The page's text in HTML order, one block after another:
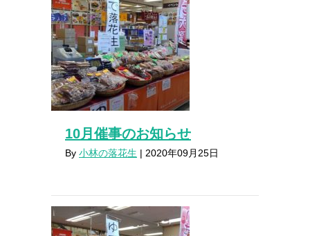
10月催事のお知らせ
By 小林の落花生 | 2020年09月25日